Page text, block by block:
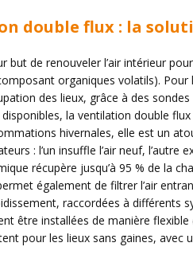
double flux : la
but de renouveler l’air intérieur
organiques volatils).
des lieux, grâce à des sondes
la ventilation double
hivernales, elle est un
: l’un insuffle l’air neuf, l’autre
récupère jusqu’à 95 % de la
également de filtrer l’air
raccordées à différents
être installées de manière
pour les lieux sans gaines, avec